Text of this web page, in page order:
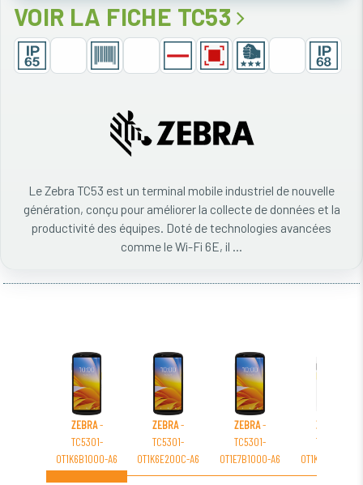
VOIR LA FICHE TC53
Le Zebra TC53 est un terminal mobile industriel de nouvelle
génération, conçu pour améliorer la collecte de données et la
productivité des équipes. Doté de technologies avancées
comme le Wi-Fi 6E, il ...
ZEBRA-
TC5301-
0T1K6B1000-A6
ZEBRA-
TC5301-
0T1K6E200C-A6
ZEBRA-
TC5301-
0T1E7B1000-A6
ZEBRA
TC5301-
0T1K4B1000-A6